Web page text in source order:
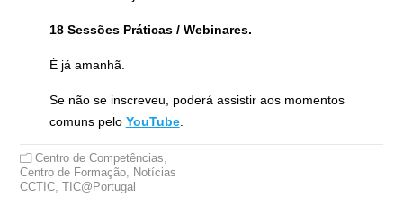
18 Sessões Práticas / Webinares.
É já amanhã.
Se não se inscreveu, poderá assistir aos momentos
comuns pelo YouTube.
Centro de Competências
Centro de Formação
Notícias
CCTIC ,TIC@Portugal